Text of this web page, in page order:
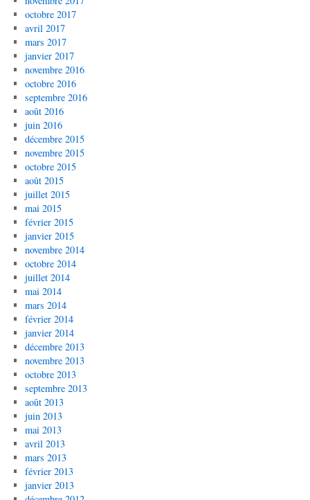
octobre 2017
avril 2017
mars 2017
janvier 2017
novembre 2016
octobre 2016
septembre 2016
août 2016
juin 2016
décembre 2015
novembre 2015
octobre 2015
août 2015
juillet 2015
mai 2015
février 2015
janvier 2015
novembre 2014
octobre 2014
juillet 2014
mai 2014
mars 2014
février 2014
janvier 2014
décembre 2013
novembre 2013
octobre 2013
septembre 2013
août 2013
juin 2013
mai 2013
avril 2013
mars 2013
février 2013
janvier 2013